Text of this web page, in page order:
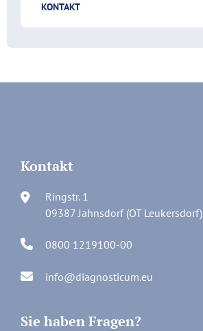
KONTAKT
Kontakt
Ringstr. 1
09387 Jahnsdorf (OT Leukersdorf)
0800 1219100-00
info@diagnosticum.eu
Sie haben Fragen?